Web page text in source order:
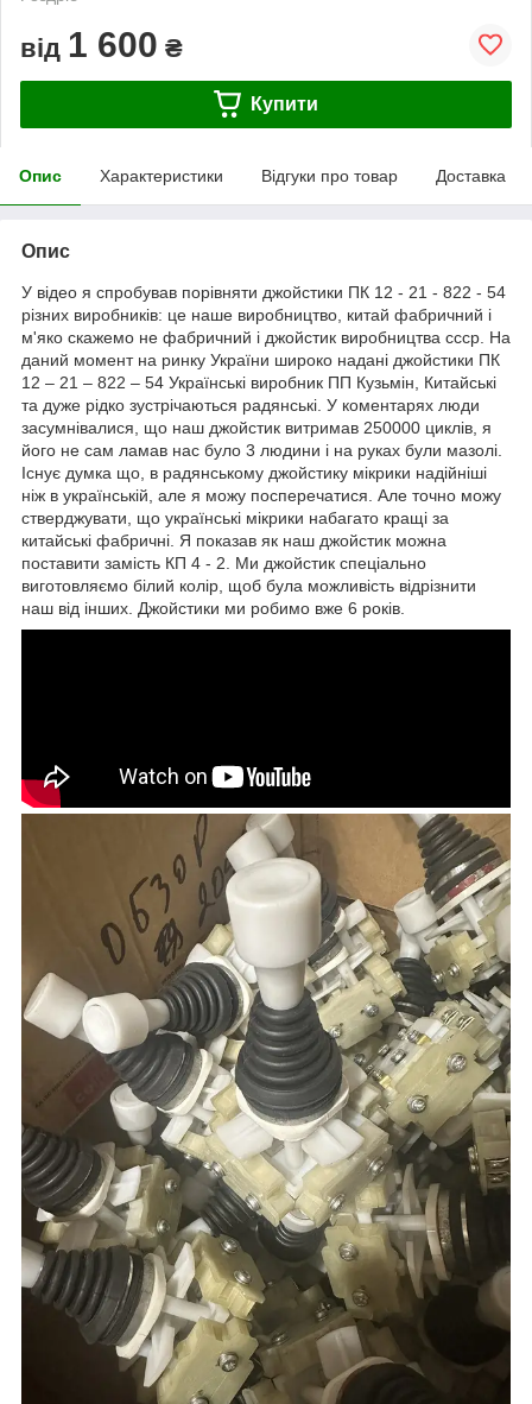
від 1 600 ₴
Купити
Опис Характеристики Відгуки про товар Доставка
Опис
У відео я спробував порівняти джойстики ПК 12 - 21 - 822 - 54
різних виробників: це наше виробництво, китай фабричний і
м'яко скажемо не фабричний і джойстик виробництва ссср. На
даний момент на ринку України широко надані джойстики ПК
12 – 21 – 822 – 54 Українські виробник ПП Кузьмін, Китайські
та дуже рідко зустрічаються радянські. У коментарях люди
засумнівалися, що наш джойстик витримав 250000 циклів, я
його не сам ламав нас було 3 людини і на руках були мазолі.
Існує думка що, в радянському джойстику мікрики надійніші
ніж в українській, але я можу посперечатися. Але точно можу
стверджувати, що українські мікрики набагато кращі за
китайські фабричні. Я показав як наш джойстик можна
поставити замість КП 4 - 2. Ми джойстик спеціально
виготовляємо білий колір, щоб була можливість відрізнити
наш від інших. Джойстики ми робимо вже 6 років.